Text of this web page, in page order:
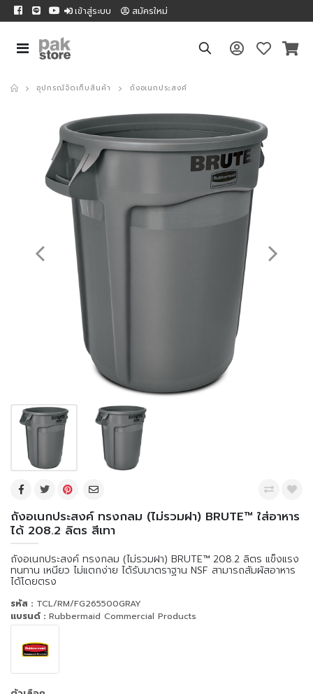
เข้าสู่ระบบ สมัครใหม่
อุปกรณ์จัดเก็บสินค้า ถังอเนกประสงค์
ถังอเนกประสงค์ ทรงกลม (ไม่รวมฝา) BRUTE™ ใส่อาหาร
ได้ 208.2 ลิตร สีเทา
ถังอเนกประสงค์ ทรงกลม (ไม่รวมฝา) BRUTE™ 208.2 ลิตร แข็งแรง
ทนทาน เหนียว ไม่แตกง่าย ได้รับมาตราฐาน NSF สามารถสัมผัสอาหาร
ได้โดยตรง
รหัส : TCL/RM/FG265500GRAY
แบรนด์ : Rubbermaid Commercial Products